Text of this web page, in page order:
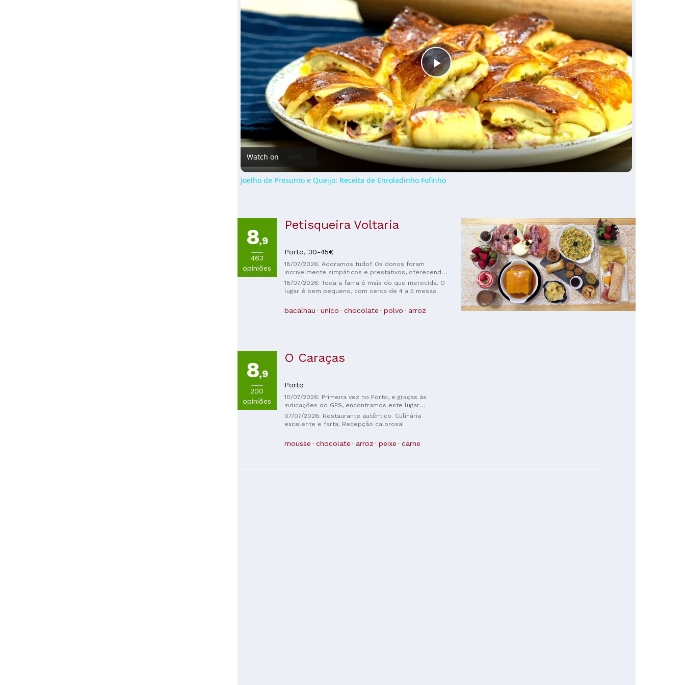
Play
Video
Watch on
Joelho de Presunto e Queijo: Receita de Enroladinho Fofinho
8,9
463
opiniões
Petisqueira Voltaria
Porto, 30-45€
18/07/2026: Adoramos tudo!! Os donos foram
incrivelmente simpáticos e prestativos, oferecendo
ótimas dicas e demonstrando claramente que
gostavam do que faziam. A comida caseira estava
deliciosa 😋 Eles foram muito gentis com o nosso
de lhe oferecerem uma sobremesa de chocolate,
18/07/2026: Toda a fama é mais do que merecida. O
lugar é bem pequeno, com cerca de 4 a 5 mesas
atencioso e simpático. O bacalhau com creme estava
espetacular, e as entradas estavam deliciosas: a
de cerca de 30 minutos, mas valeu a pena.
bacalhau unico chocolate polvo arroz
8,9
200
opiniões
O Caraças
Porto
10/07/2026: Primeira vez no Porto, e graças às
indicações do GPS, encontramos este lugar
pitoresco e familiar, gerido por duas irmãs e a mãe (a
cozinheira). A carne estava simplesmente divina,
derretia na boca, com um sabor requintado, e as
recomendável. Obrigada por tudo.
07/07/2026: Restaurante autêntico. Culinária
excelente e farta. Recepção calorosa!
mousse chocolate arroz peixe carne